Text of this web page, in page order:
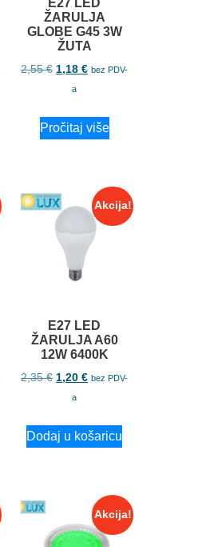
ŽARULJA
GLOBE G45 3W
ŽUTA
2,55€ 1,18€ bez PDV-
a
Pročitaj više
Akcija!
E27 LED
ŽARULJA A60
12W 6400K
2,35€ 1,20€ bez PDV-
a
Dodaj u košaricu
Akcija!